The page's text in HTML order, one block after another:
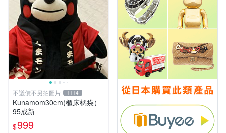
不議價不另拍圖片 1114
Kunamom30cm(櫃床橘袋）
95成新
$999